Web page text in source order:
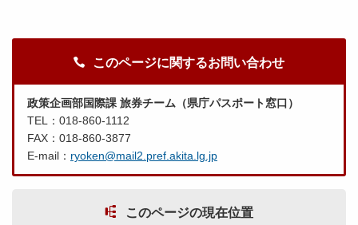
このページに関するお問い合わせ
政策企画部国際課 旅券チーム（県庁パスポート窓口）
TEL：018-860-1112
FAX：018-860-3877
E-mail： ryoken@mail2.pref.akita.lg.jp
このページの現在位置